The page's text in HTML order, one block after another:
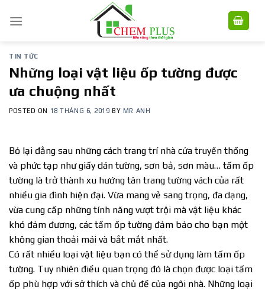
TIN TỨC
Những loại vật liệu ốp tường được
ưa chuộng nhất
POSTED ON 18 THÁNG 6, 2019 BY MR ANH
Bỏ lại đằng sau những cách trang trí nhà cửa truyền thống
và phức tạp như giấy dán tường, sơn bả, sơn màu… tấm ốp
tường là trở thành xu hướng tân trang tường vách của rất
nhiều gia đình hiện đại. Vừa mang vẻ sang trọng, đa dạng,
vừa cung cấp những tính năng vượt trội mà vật liệu khác
khó đảm đương, các tấm ốp tường đảm bảo cho bạn một
không gian thoải mái và bắt mắt nhất.
Có rất nhiều loại vật liệu bạn có thể sử dụng làm tấm ốp
tường. Tuy nhiên điều quan trọng đó là chọn được loại tấm
ốp phù hợp với sở thích và chủ đề của ngôi nhà. Những loại